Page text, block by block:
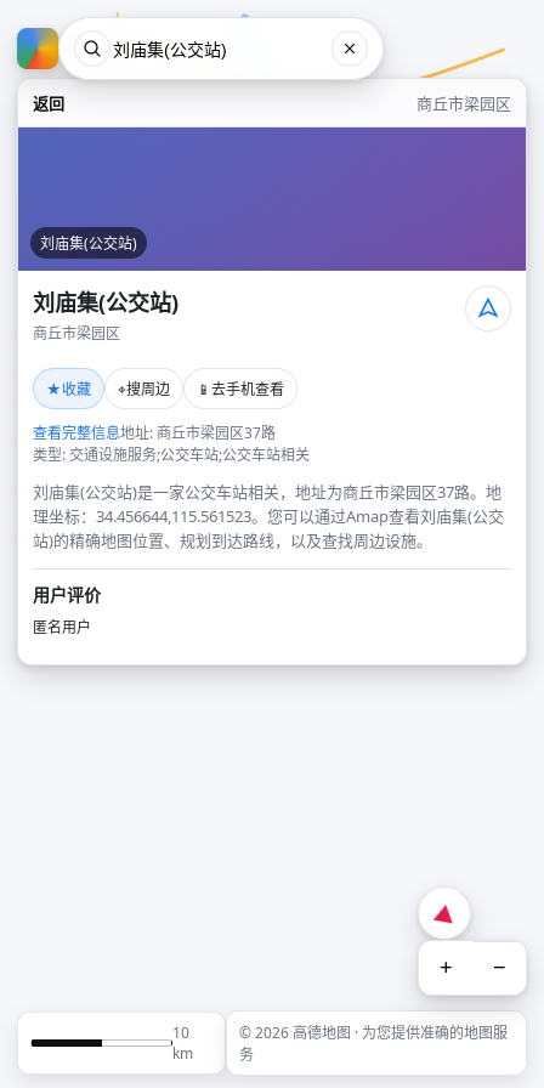
返回 商丘市梁园区
刘庙集(公交站)
刘庙集(公交站)
商丘市梁园区
★收藏 ⌖搜周边 📱 去手机查看
查看完整信息地址: 商丘市梁园区37路
类型: 交通设施服务;公交车站;公交车站相关
刘庙集(公交站)是一家公交车站相关，地址为商丘市梁园区37路。地
理坐标：34.456644,115.561523。您可以通过Amap查看刘庙集(公交
站)的精确地图位置、规划到达路线，以及查找周边设施。
用户评价
匿名用户
+ −
10
km
© 2026 高德地图 · 为您提供准确的地图服
务